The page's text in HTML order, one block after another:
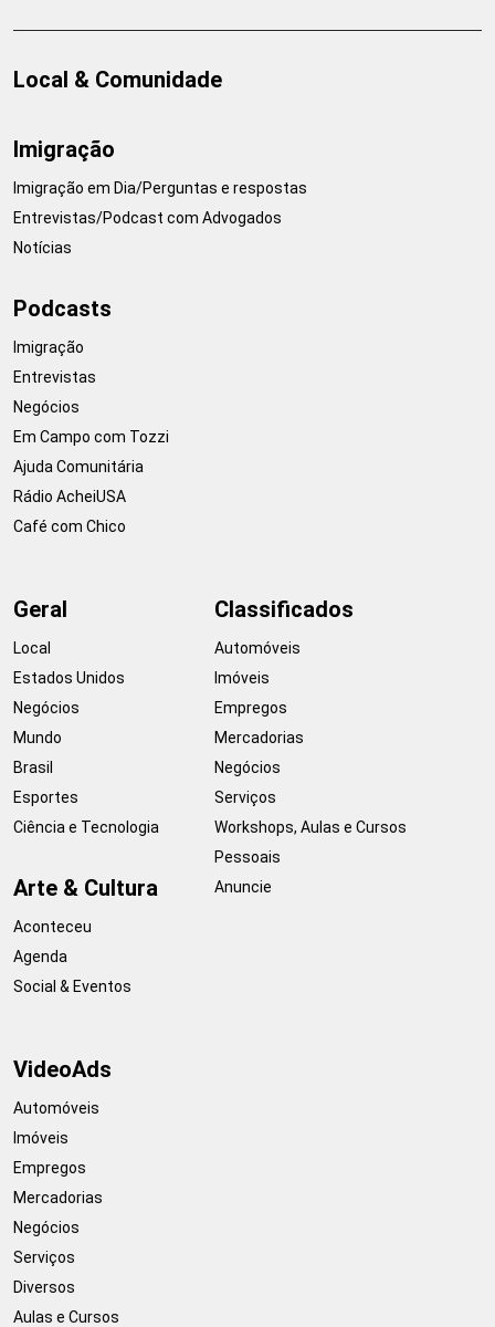
Local & Comunidade
Imigração
Imigração em Dia/Perguntas e respostas
Entrevistas/Podcast com Advogados
Notícias
Podcasts
Imigração
Entrevistas
Negócios
Em Campo com Tozzi
Ajuda Comunitária
Rádio AcheiUSA
Café com Chico
Geral
Local
Estados Unidos
Negócios
Mundo
Brasil
Esportes
Ciência e Tecnologia
Arte & Cultura
Aconteceu
Agenda
Social & Eventos
Classificados
Automóveis
Imóveis
Empregos
Mercadorias
Negócios
Serviços
Workshops, Aulas e Cursos
Pessoais
Anuncie
VideoAds
Automóveis
Imóveis
Empregos
Mercadorias
Negócios
Serviços
Diversos
Aulas e Cursos